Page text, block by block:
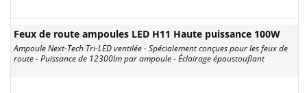
Feux de route ampoules LED H11 Haute puissance 100W
Ampoule Next-Tech Tri-LED ventilée - Spécialement conçues pour les feux de
route - Puissance de 12300lm par ampoule - Éclairage époustouflant